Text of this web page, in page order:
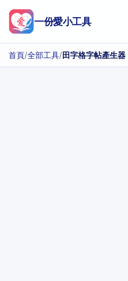
一份愛小工具
首頁/全部工具/田字格字帖產生器